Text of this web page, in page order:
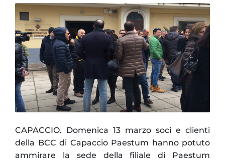
CAPACCIO. Domenica 13 marzo soci e clienti
della BCC di Capaccio Paestum hanno potuto
ammirare la sede della filiale di Paestum